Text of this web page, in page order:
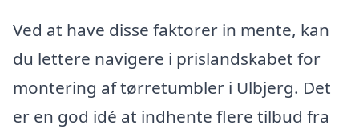
Ved at have disse faktorer in mente, kan
du lettere navigere i prislandskabet for
montering af tørretumbler i Ulbjerg. Det
er en god idé at indhente flere tilbud fra